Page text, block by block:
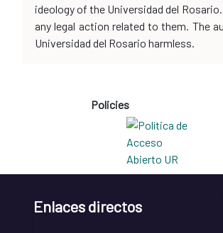
ideology of the Universidad del
any legal action related to them. The
Universidad del Rosario harmless.
Policies
Enlaces directos